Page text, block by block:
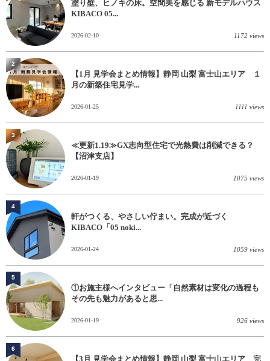
塗り壁、ヒノキの床。空間美を感じる 新モデルハウス
KIBACO 05...
2026-02-10 1172 views
【1月 見学会まとめ情報】静岡 山梨 富士山エリア １
月の新築住宅見学...
2026-01-25 1111 views
2
≪更新1.19≫GX志向型住宅で光熱費は削減できる？
【沼津支店】
2026-01-19 1075 views
3
軒がつくる、やさしい佇まい。完成が近づく
KIBACO「05 noki...
2026-01-24 1059 views
4
①お施主様へインタビュー「自然素材は変化の過程も
その先も魅力があると思...
2026-01-19 926 views
5
【3月 見学会まとめ情報】静岡 山梨 富士山エリア 完
6